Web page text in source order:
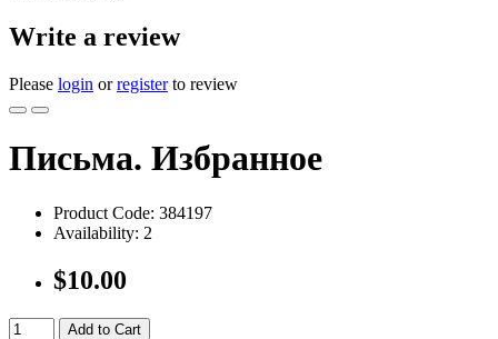
Write a review
Please login orregisterto review
Письма. Избранное
Product Code: 384197
Availability: 2
$10.00
Add to Cart